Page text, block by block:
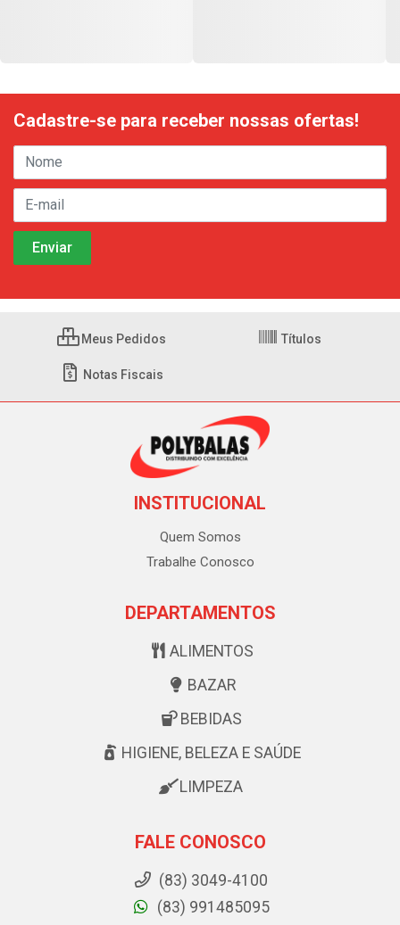
Cadastre-se para receber nossas ofertas!
Meus Pedidos Títulos
Notas Fiscais
INSTITUCIONAL
Quem Somos
Trabalhe Conosco
DEPARTAMENTOS
ALIMENTOS
BAZAR
BEBIDAS
HIGIENE, BELEZA E SAÚDE
LIMPEZA
FALE CONOSCO
(83) 3049-4100
(83) 991485095